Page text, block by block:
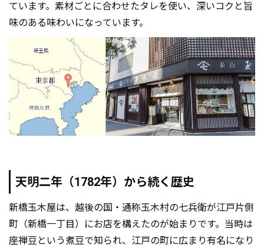
ています。素材ごとに合わせたタレを使い、深いコクと旨
味のある味わいになっています。
天明二年（1782年）から続く歴史
新橋玉木屋は、越後の国・通称玉木村の七兵衛が江戸片側
町（新橋一丁目）にお店を構えたのが始まりです。当時は
座禅豆という煮豆で知られ、江戸の町に広まり有名になり